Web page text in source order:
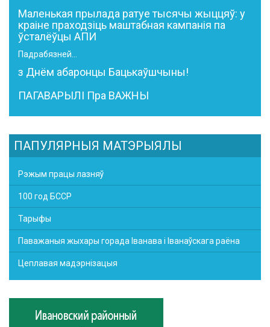
Маленькая прылада ратуе тысячы жыццяў: у
краіне праходзіць маштабная кампанія па
ўсталёўцы АПИ
Падрабязней...
з Днём абаронцы Бацькаўшчыны!
ПАГАВАРЫЛІ Пра ВАЖНЫ
ПАПУЛЯРНЫЯ МАТЭРЫЯЛЫ
Рэжым працы лазняў
100 год БССР
Тарыфы
Паважаныя жыхары горада Іванава і Іванаўскага раёна
Цеплавая мадэрнізацыя